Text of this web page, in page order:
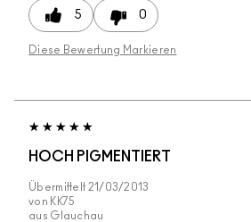
5 0
Diese Bewertung Markieren
HOCH PIGMENTIERT
Übermittelt 21/03/2013
von KK75
aus Glauchau